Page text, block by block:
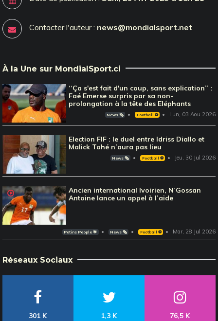
Contacter l'auteur : news@mondialsport.net
À la Une sur MondialSport.ci
‘‘Ça s'est fait d'un coup, sans explication’’ :
Faé Emerse surpris par sa non-
prolongation à la tête des Eléphants
News 🗞️ Football ⚽️ Lun, 03 Aou 2026
Election FIF : le duel entre Idriss Diallo et
Malick Tohé n’aura pas lieu
News 🗞️ Football ⚽️ Jeu, 30 Jul 2026
Ancien international Ivoirien, N’Gossan
Antoine lance un appel à l’aide
Potins People 🌟 News 🗞️ Football ⚽️ Mar, 28 Jul 2026
Réseaux Sociaux
301 K
1,3 K
76,5 K